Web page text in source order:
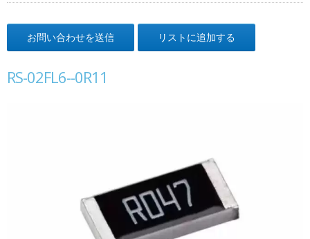
お問い合わせを送信 リストに追加する
RS-02FL6--0R11